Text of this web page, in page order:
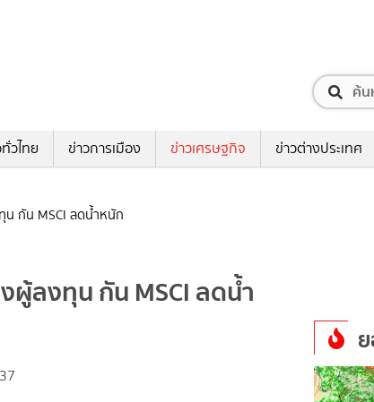
วไทย ข่าวการเมือง ข่าวเศรษฐกิจ ข่าวต่างประเทศ
กัน MSCI ลดน้ำหนัก
ลงทุน กัน MSCI ลดน้ำ
37